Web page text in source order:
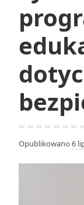
Opublikowano 6